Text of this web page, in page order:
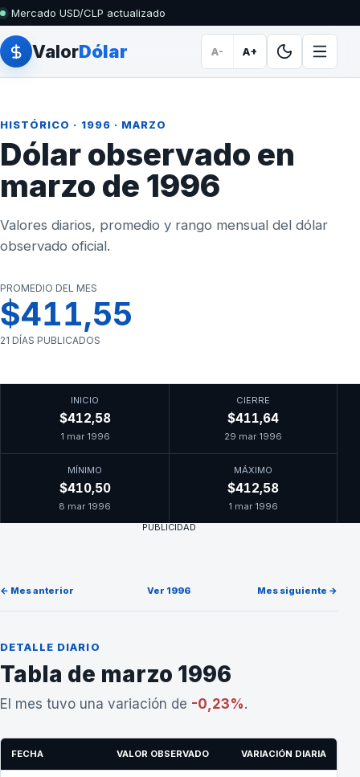
Mercado USD/CLP actualizado
ValorDólar A- A+
HISTÓRICO · 1996 · MARZO
Dólar observado en
marzo de 1996
Valores diarios, promedio y rango mensual del dólar
observado oficial.
PROMEDIO DEL MES
$411,55
21 DÍAS PUBLICADOS
INICIO
$412,58
1 mar 1996
CIERRE
$411,64
29 mar 1996
MÍNIMO
$410,50
8 mar 1996
MÁXIMO
$412,58
1 mar 1996
PUBLICIDAD
← Mes anterior Ver 1996 Mes siguiente →
DETALLE DIARIO
Tabla de marzo 1996
El mes tuvo una variación de -0,23%.
FECHA VALOR OBSERVADO VARIACIÓN DIARIA